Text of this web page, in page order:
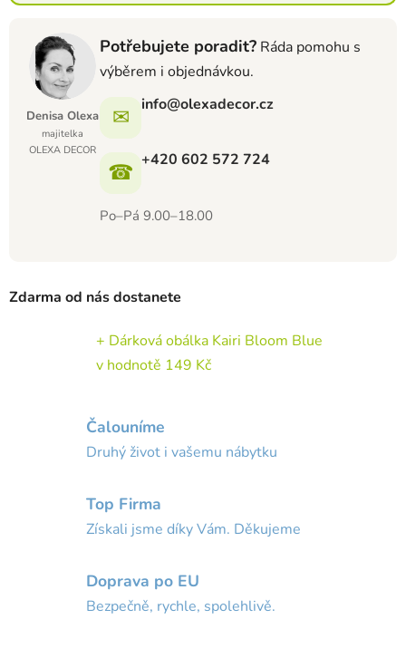
Denisa Olexa
majitelka
OLEXA DECOR
Potřebujete poradit? Ráda pomohu s
výběrem i objednávkou.
✉ info@olexadecor.cz
☎ +420 602 572 724
Po–Pá 9.00–18.00
Zdarma od nás dostanete
+ Dárková obálka Kairi Bloom Blue
v hodnotě 149 Kč
Čalouníme
Druhý život i vašemu nábytku
Top Firma
Získali jsme díky Vám. Děkujeme
Doprava po EU
Bezpečně, rychle, spolehlivě.